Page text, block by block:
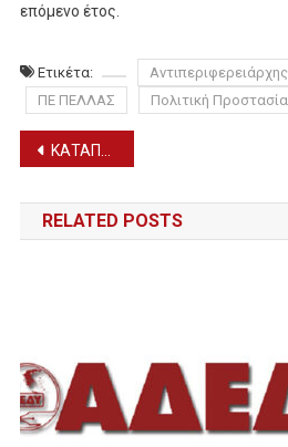
επόμενο έτος.
Ετικέτα: Αντιπεριφερειάρχης
ΠΕ ΠΕΛΛΑΣ
Πολιτική Προστασία
Πλοήγηση
άρθρων
ΚΑΤΑΠΟΛΕΜΗΣΗ ΚΟΥΝΟΥΠΙΩΝ ΣΤΟ ΔΗΜΟ ΑΛΜΩΠΙΑΣ – ΔΕΙΤΕ ΤΟ ΠΡΟΓΡΑΜΜΑ ΔΡΑΣΕΩΝ (29/9)
RELATED POSTS